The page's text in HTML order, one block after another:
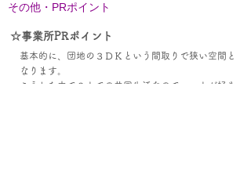
その他・PRポイント
☆事業所PRポイント
基本的に、団地の３ＤＫという間取りで狭い空間と
なります。
こうした中で３人での共同生活なので、一人が好き